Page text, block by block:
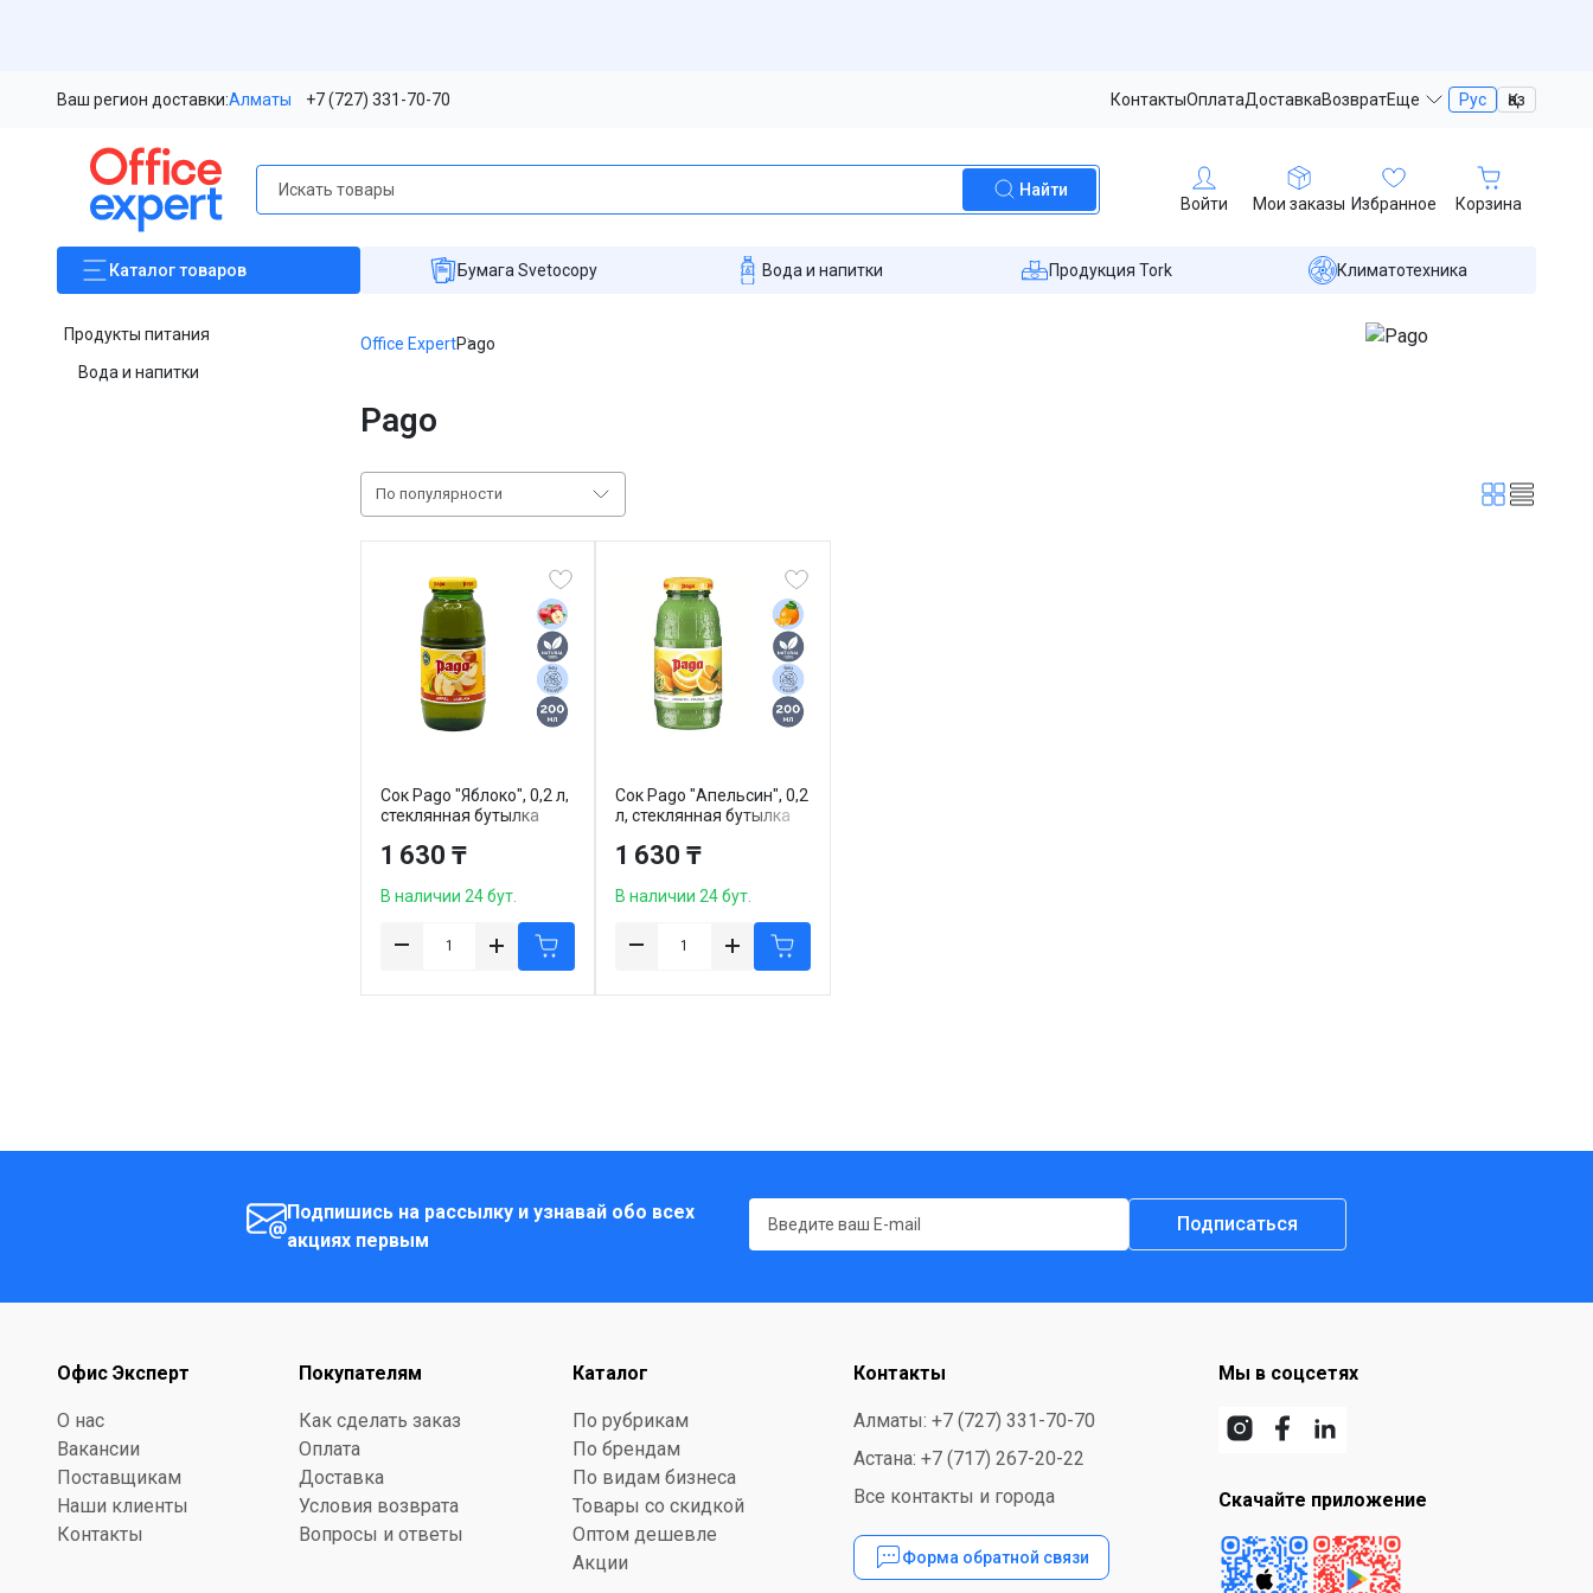
Ваш регион доставки:Алматы +7 (727) 331-70-70 КонтактыОплатаДоставкаВозвратЕще Рус Қаз
Найти
Войти Мои заказы Избранное Корзина
Каталогтоваров Бумага Svetocopy Вода и напитки Продукция Tork Климатотехника
Продукты питания
Вода и напитки
Office ExpertPago
Pago
По популярности
Сок Pago "Яблоко", 0,2 л,
стеклянная бутылка
1 630 ₸
В наличии 24 бут.
Сок Pago "Апельсин", 0,2
л, стеклянная бутылка
1 630 ₸
В наличии 24 бут.
Подпишись на рассылку и узнавай обо всех
акциях первым
Подписаться
Офис Эксперт
О нас
Вакансии
Поставщикам
Наши клиенты
Контакты
Покупателям
Как сделать заказ
Оплата
Доставка
Условия возврата
Вопросы и ответы
Каталог
По рубрикам
По брендам
По видам бизнеса
Товары со скидкой
Оптом дешевле
Акции
Контакты
Алматы: +7 (727) 331-70-70
Астана: +7 (717) 267-20-22
Все контакты и города
Форма обратной связи
Мы в соцсетях
Скачайте приложение